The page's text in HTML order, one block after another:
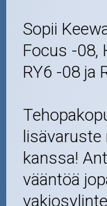
Sopii
Focus -08,
RY6 -08 ja
kanssa!
vääntöä